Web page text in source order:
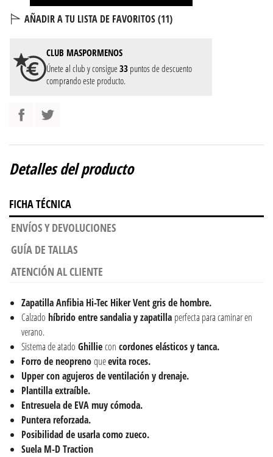
AÑADIR A TU LISTA DE FAVORITOS (11)
CLUB MASPORMENOS
Únete al club y consigue33 puntos de descuento
comprando este producto.
Detalles del producto
FICHA TÉCNICA
ENVÍOS Y DEVOLUCIONES
GUÍA DE TALLAS
ATENCIÓN AL CLIENTE
Zapatilla Anfibia Hi-Tec Hiker Vent gris de hombre.
Calzado híbrido entre sandalia y zapatilla perfecta para caminar en
verano.
Sistema de atado Ghilliecon cordones elásticos y tanca.
Forro de neoprenoqueevita roces.
Upper con agujeros de ventilación y drenaje.
Plantilla extraíble.
Entresuela de EVA muy cómoda.
Puntera reforzada.
Posibilidad de usarla como zueco.
Suela M-D Traction